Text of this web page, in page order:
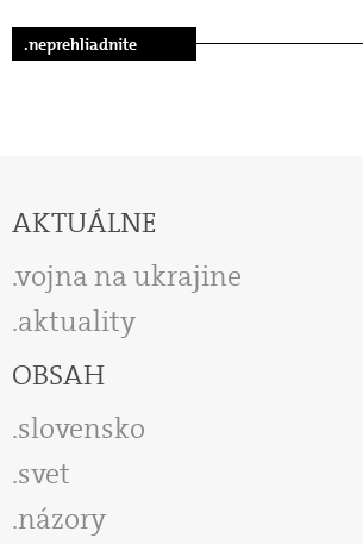
.neprehliadnite
AKTUÁLNE
vojna na ukrajine
aktuality
OBSAH
slovensko
svet
názory